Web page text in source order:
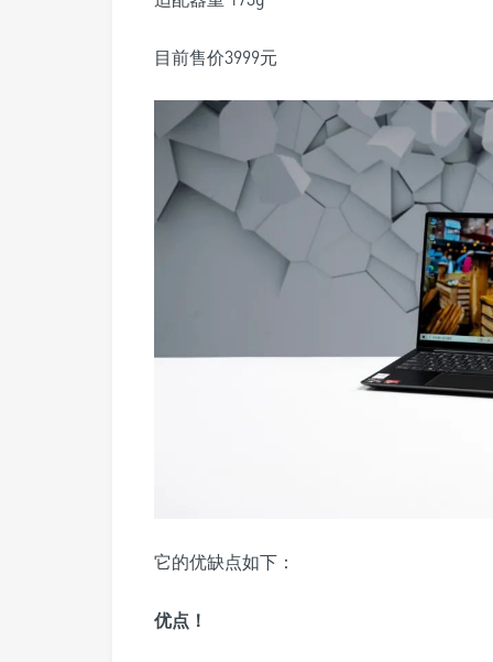
目前售价3999元
它的优缺点如下：
优点！